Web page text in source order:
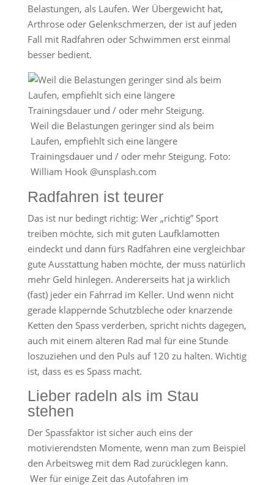
Belastungen, als Laufen. Wer Übergewicht hat,
Arthrose oder Gelenkschmerzen, der ist auf jeden
Fall mit Radfahren oder Schwimmen erst einmal
besser bedient.
Weil die Belastungen geringer sind als beim
Laufen, empfiehlt sich eine längere
Trainingsdauer und / oder mehr Steigung. Foto:
William Hook @unsplash.com
Radfahren ist teurer
Das ist nur bedingt richtig: Wer „richtig” Sport
treiben möchte, sich mit guten Laufklamotten
eindeckt und dann fürs Radfahren eine vergleichbar
gute Ausstattung haben möchte, der muss natürlich
mehr Geld hinlegen. Andererseits hat ja wirklich
(fast) jeder ein Fahrrad im Keller. Und wenn nicht
gerade klappernde Schutzbleche oder knarzende
Ketten den Spass verderben, spricht nichts dagegen,
auch mit einem älteren Rad mal für eine Stunde
loszuziehen und den Puls auf 120 zu halten. Wichtig
ist, dass es es Spass macht.
Lieber radeln als im Stau
stehen
Der Spassfaktor ist sicher auch eins der
motivierendsten Momente, wenn man zum Beispiel
den Arbeitsweg mit dem Rad zurücklegen kann.
Wer für einige Zeit das Autofahren im